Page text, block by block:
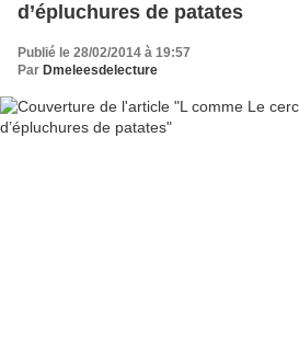
d’épluchures de patates
Publié le 28/02/2014 à 19:57
Par Dmeleesdelecture